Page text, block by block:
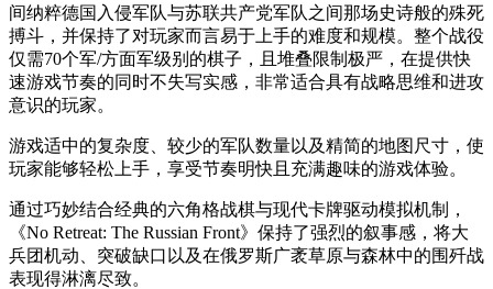
间纳粹德国入侵军队与苏联共产党军队之间那场史诗般的殊死
搏斗，并保持了对玩家而言易于上手的难度和规模。整个战役
仅需70个军/方面军级别的棋子，且堆叠限制极严，在提供快
速游戏节奏的同时不失写实感，非常适合具有战略思维和进攻
意识的玩家。
游戏适中的复杂度、较少的军队数量以及精简的地图尺寸，使
玩家能够轻松上手，享受节奏明快且充满趣味的游戏体验。
通过巧妙结合经典的六角格战棋与现代卡牌驱动模拟机制，
《No Retreat: The Russian Front》保持了强烈的叙事感，将大
兵团机动、突破缺口以及在俄罗斯广袤草原与森林中的围歼战
表现得淋漓尽致。